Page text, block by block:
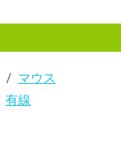
マウス
有線